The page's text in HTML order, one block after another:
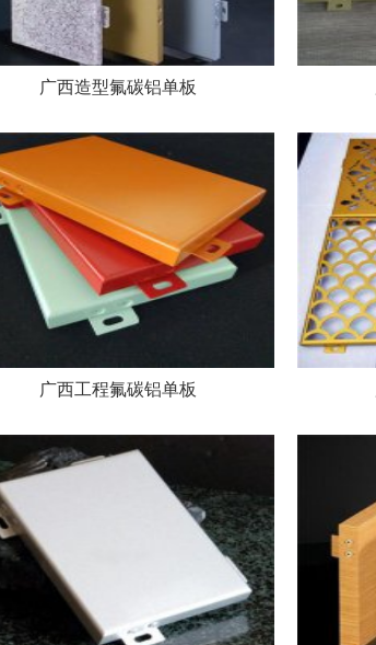
广西造型氟碳铝单板
广西工程氟碳铝单板